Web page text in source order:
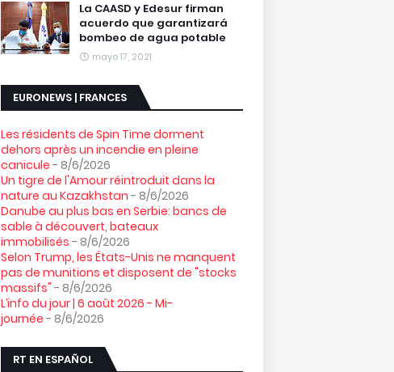
La CAASD y Edesur firman
acuerdo que garantizará
bombeo de agua potable
mayo 17, 2021
EURONEWS | FRANCES
Les résidents de Spin Time dorment
dehors après un incendie en pleine
canicule - 8/6/2026
Un tigre de l'Amour réintroduit dans la
nature au Kazakhstan - 8/6/2026
Danube au plus bas en Serbie: bancs de
sable à découvert, bateaux
immobilisés - 8/6/2026
Selon Trump, les États-Unis ne manquent
pas de munitions et disposent de "stocks
massifs" - 8/6/2026
L’info du jour | 6 août 2026 - Mi-
journée - 8/6/2026
RT EN ESPAÑOL